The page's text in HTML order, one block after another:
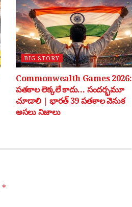
BIG STORY
Commonwealth Games 2026:
పతకాల లెక్కలే కాదు… సందర్భమూ
చూడాలి | భారత్ 39 పతకాల వెనుక
అసలు నిజాలు
*